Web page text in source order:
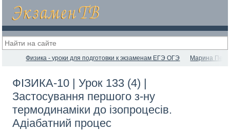
Физика - уроки для подготовки к экзаменам ЕГЭ ОГЭ Марина
ФІЗИКА-10 | Урок 133 (4) |
Застосування першого з-ну
термодинаміки до ізопроцесів.
Адіабатний процес